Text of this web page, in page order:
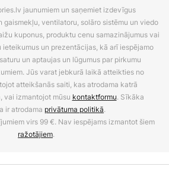
jaunumiem un saņemiet izdevīgus
gaismekļu, ventilatoru, solāro sistēmu un viedo
kuponus, produktu cenu samazinājumus vai
un prezentācijas, kā arī iespējamo
un aptaujas un lūgumus par pirkumu
Jūs varat jebkurā laikā atteikties no
atteikšanās saiti, kas atrodama katrā
vai izmantojot mūsu kontaktformu. Sīkāka
ir atrodama privātuma politikā.
virs 99 €. Nav iespējams izmantot šiem
ražotājiem.